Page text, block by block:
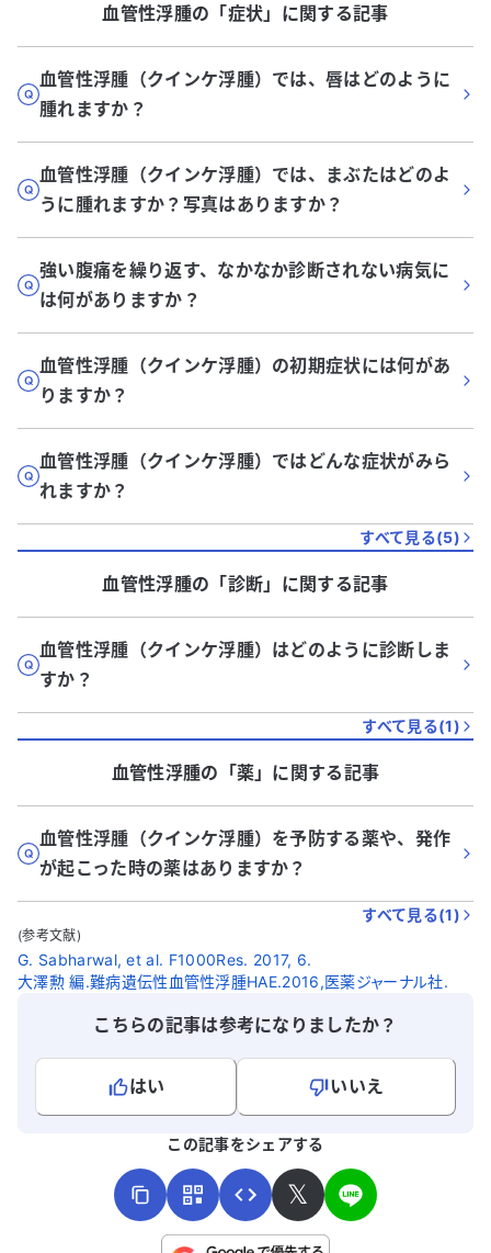
血管性浮腫の「症状」に関する記事
血管性浮腫（クインケ浮腫）では、唇はどのように
腫れますか？
血管性浮腫（クインケ浮腫）では、まぶたはどのよ
うに腫れますか？写真はありますか？
強い腹痛を繰り返す、なかなか診断されない病気に
は何がありますか？
血管性浮腫（クインケ浮腫）の初期症状には何があ
りますか？
血管性浮腫（クインケ浮腫）ではどんな症状がみら
れますか？
すべて見る(5)
血管性浮腫の「診断」に関する記事
血管性浮腫（クインケ浮腫）はどのように診断しま
すか？
すべて見る(1)
血管性浮腫の「薬」に関する記事
血管性浮腫（クインケ浮腫）を予防する薬や、発作
が起こった時の薬はありますか？
すべて見る(1)
(参考文献)
G. Sabharwal, et al. F1000Res. 2017, 6.
大澤勲 編.難病遺伝性血管性浮腫HAE.2016,医薬ジャーナル社.
こちらの記事は参考になりましたか？
はい
いいえ
この記事をシェアする
𝕏